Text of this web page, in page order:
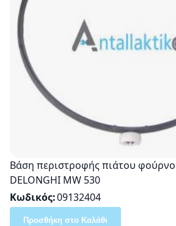
Βάση περιστροφής πιάτου
DELONGHI MW 530
Κωδικός 09132404
Προσθήκη στο Καλάθι